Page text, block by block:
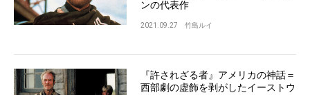
ンの代表作
2021.09.27 竹島ルイ
『許されざる者』アメリカの神話＝
西部劇の虚飾を剥がしたイーストウ